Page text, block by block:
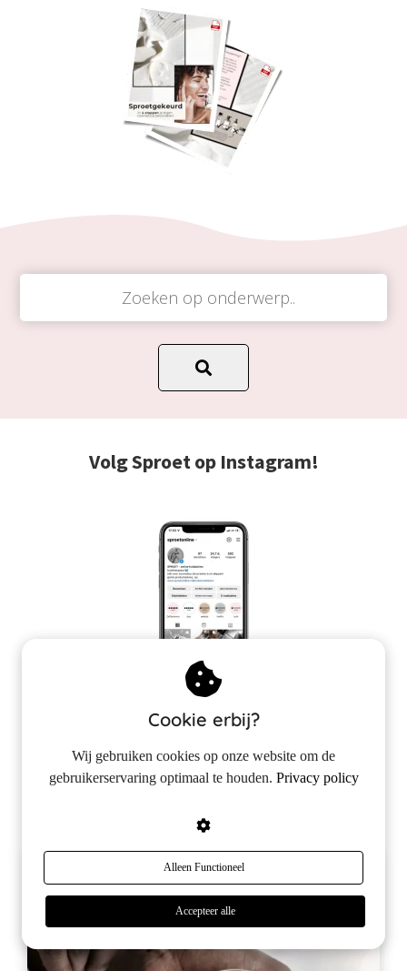
Volg Sproet op Instagram!
Instagram
Cookie erbij?
Wij gebruiken cookies op onze website om de
gebruikerservaring optimaal te houden. Privacy policy
Alleen Functioneel
Accepteer alle